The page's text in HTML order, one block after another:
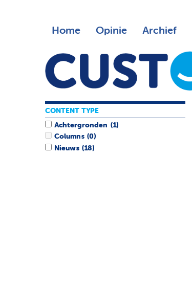
Home Opinie Archief
CONTENT TYPE
Achtergronden (1)
Columns (0)
Nieuws (18)